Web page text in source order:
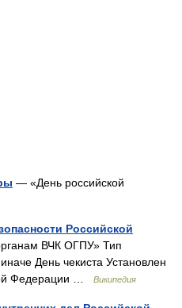
— «День российской
Российской
ВЧК ОГПУ» Тип
День чекиста Установлен
Федерации …
Википедия